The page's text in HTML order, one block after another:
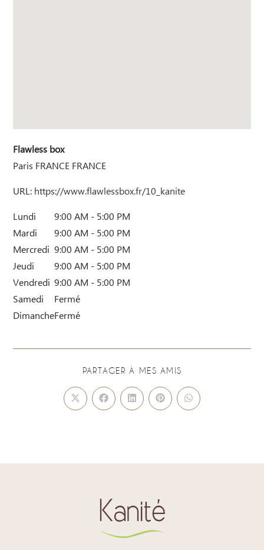
Flawless box
Paris FRANCE FRANCE
URL: https://www.flawlessbox.fr/10_kanite
Lundi
9:00 AM - 5:00 PM
Mardi
9:00 AM - 5:00 PM
Mercredi 9:00 AM - 5:00 PM
Jeudi
9:00 AM - 5:00 PM
Vendredi 9:00 AM - 5:00 PM
Samedi
Fermé
DimancheFermé
PARTAGER À MES AMIS